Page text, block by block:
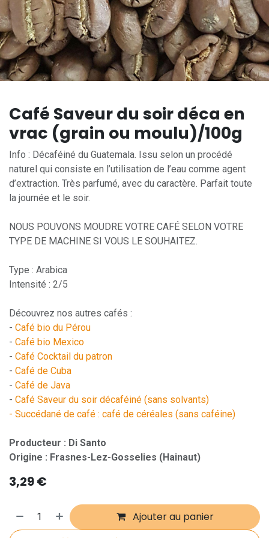
Café Saveur du soir déca en
vrac (grain ou moulu)/100g
Info : Décaféiné du Guatemala. Issu selon un procédé
naturel qui consiste en l’utilisation de l’eau comme agent
d’extraction. Très parfumé, avec du caractère. Parfait toute
la journée et le soir.
NOUS POUVONS MOUDRE VOTRE CAFÉ SELON VOTRE
TYPE DE MACHINE SI VOUS LE SOUHAITEZ.
Type : Arabica
Intensité : 2/5
Découvrez nos autres cafés :
- Café bio du Pérou
- Café bio Mexico
- Café Cocktail du patron
- Café de Cuba
- Café de Java
- Café Saveur du soir décaféiné (sans solvants)
- Succédané de café : café de céréales (sans caféine)
Producteur : Di Santo
Origine : Frasnes-Lez-Gosselies (Hainaut)
3,29€
Ajouter au panier